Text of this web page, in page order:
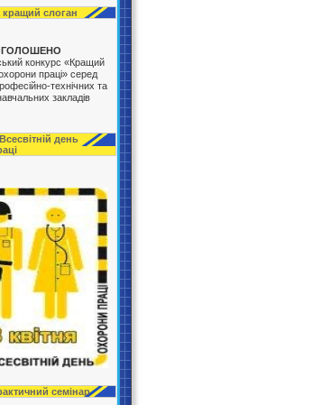
кращий слоган
конкурс «Кращий
праці» серед
технічних та
закладів
день
семінар